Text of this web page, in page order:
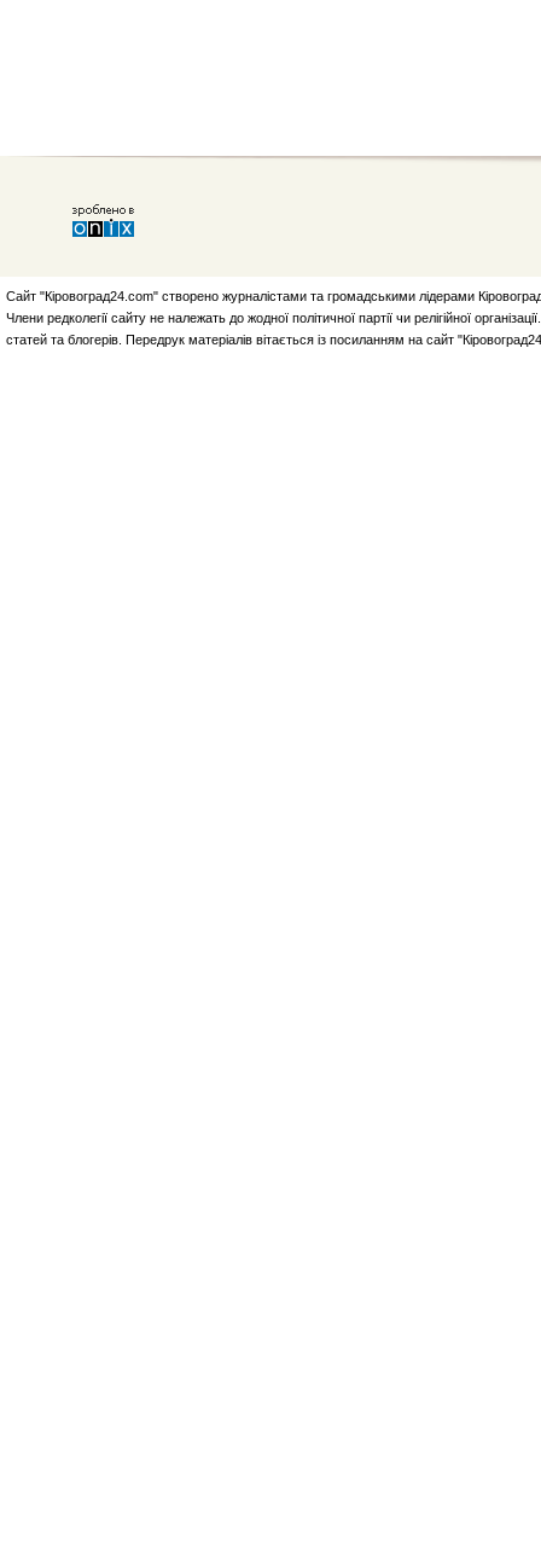
Сайт "Кіровоград24.com" створено журналістами та громадськими лідерами
Члени редколегії сайту не належать до жодної політичної партії чи релігійної
статей та блогерів. Передрук матеріалів вітається із посиланням на сайт